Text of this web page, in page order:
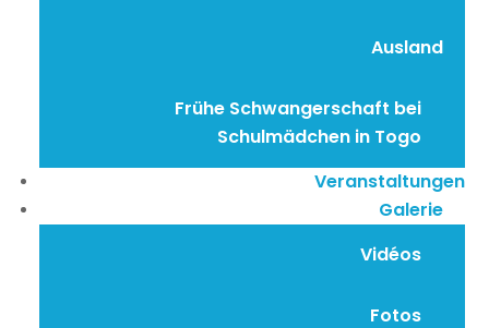
Ausland
Frühe Schwangerschaft bei
Schulmädchen in Togo
Veranstaltungen
Galerie
Vidéos
Fotos